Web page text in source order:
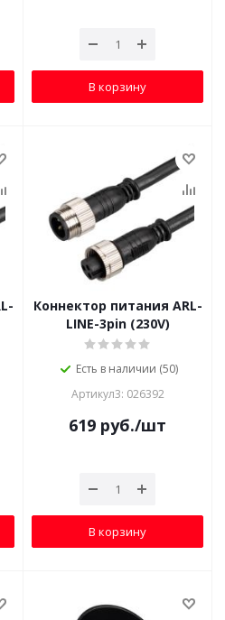
В корзину
Коннектор питания ARL-
LINE-3pin (230V)
Есть в наличии (50)
Артикул3: 026392
619 руб./шт
В корзину